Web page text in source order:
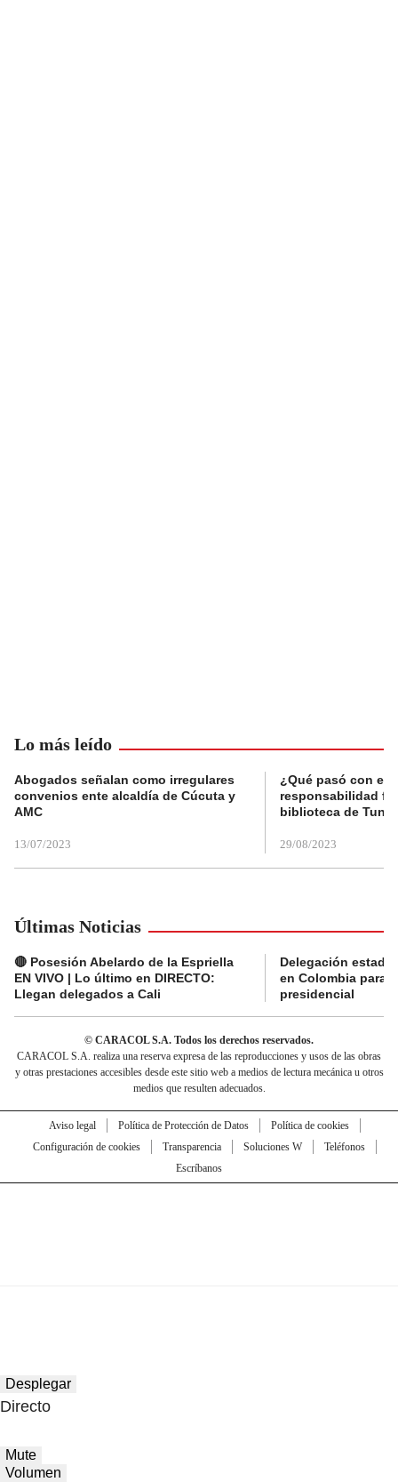
Lo más leído
Abogados señalan como irregulares
convenios ente alcaldía de Cúcuta y
AMC
13/07/2023
¿Qué pasó con el
responsabilidad
biblioteca de
29/08/2023
Últimas Noticias
🔴 Posesión Abelardo de la Espriella
EN VIVO | Lo último en DIRECTO:
Llegan delegados a Cali
Delegación
en Colombia para
presidencial
© CARACOL S.A. Todos los derechos reservados.
CARACOL S.A. realiza una reserva expresa de las reproducciones y usos de las obras
y otras prestaciones accesibles desde este sitio web a medios de lectura mecánica u otros
medios que resulten adecuados.
Aviso legal Política de Protección de Datos
Política de cookies
Configuración de cookies
Transparencia Soluciones W
Teléfonos
Escríbanos
Desplegar
Directo
Mute
Volumen